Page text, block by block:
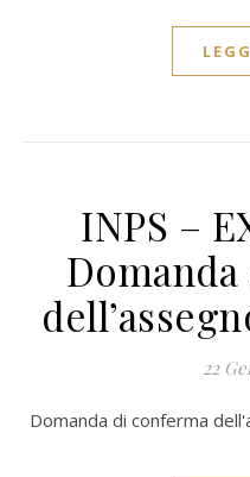
INPS –
22
Domanda di conferma